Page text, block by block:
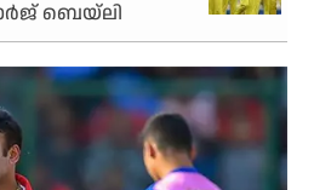
ബെയ്ലി